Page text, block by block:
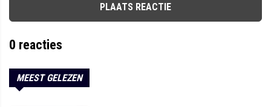
PLAATS REACTIE
0 reacties
MEEST GELEZEN